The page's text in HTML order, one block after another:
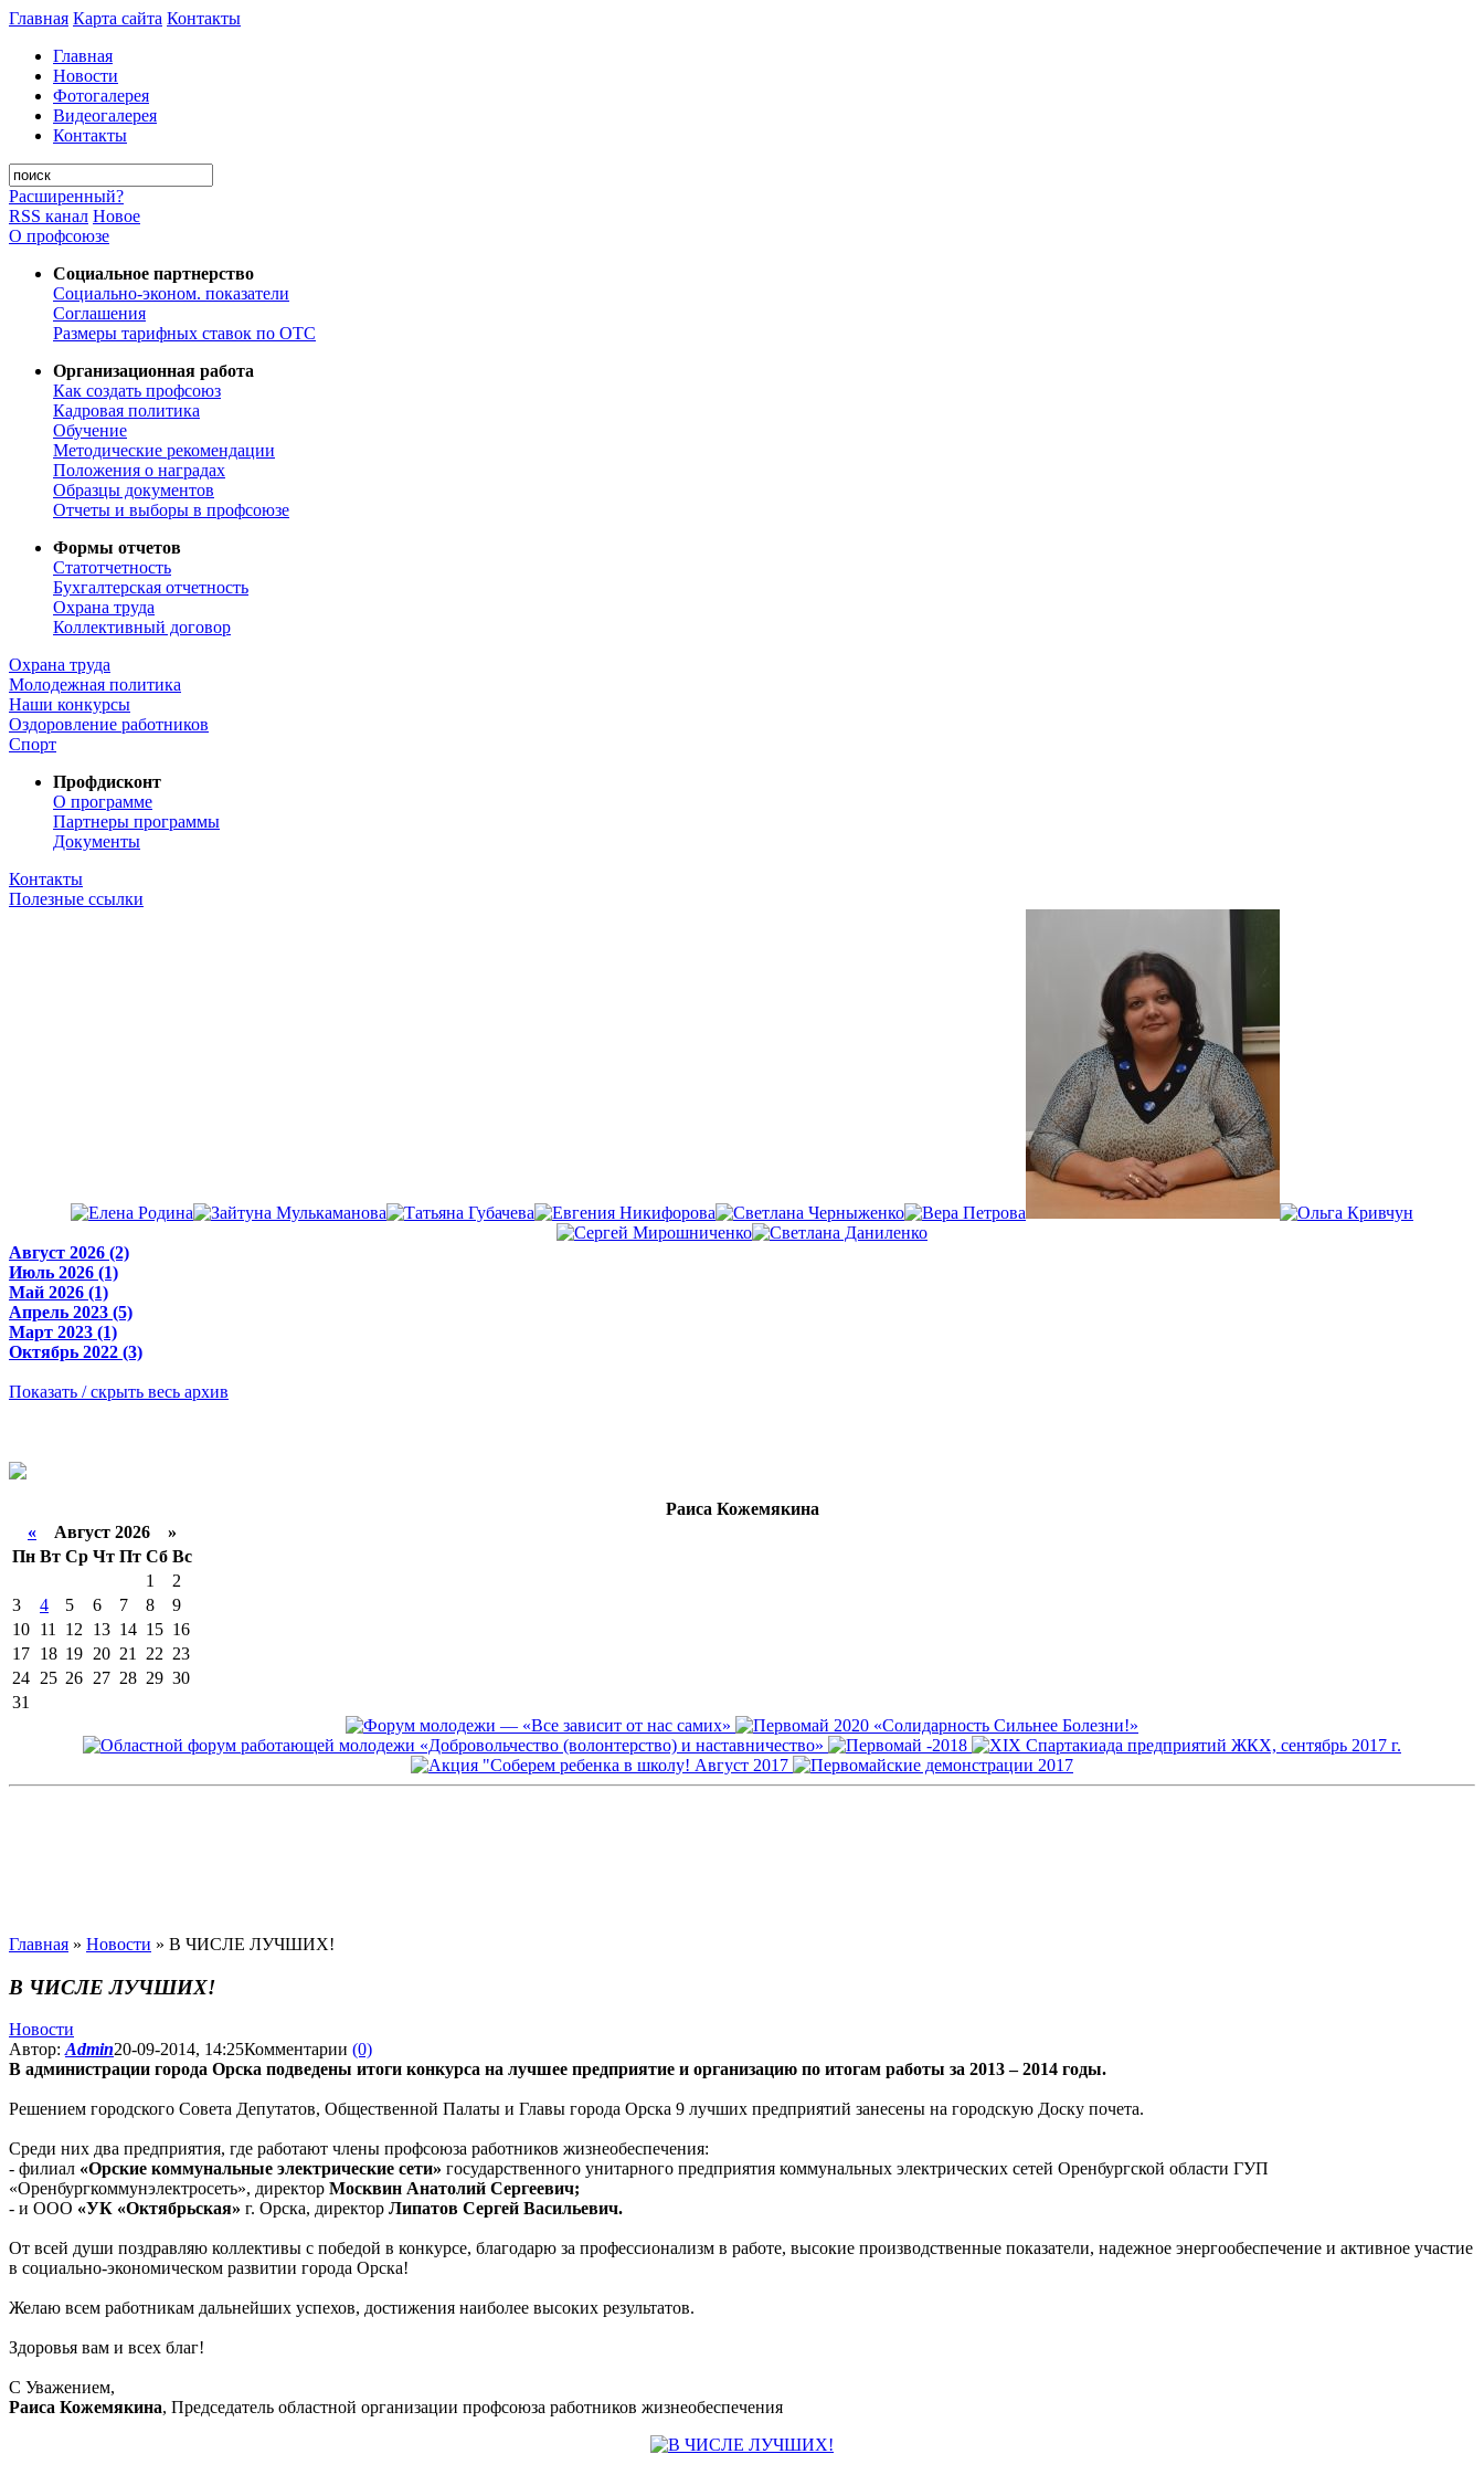
Главная Карта сайта Контакты
Главная
Новости
Фотогалерея
Видеогалерея
Контакты
Расширенный?
RSS канал Новое
О профсоюзе
Социальное партнерство
Социально-эконом. показатели
Соглашения
Размеры тарифных ставок по ОТС
Организационная работа
Как создать профсоюз
Кадровая политика
Обучение
Методические рекомендации
Положения о наградах
Образцы документов
Отчеты и выборы в профсоюзе
Формы отчетов
Статотчетность
Бухгалтерская отчетность
Охрана труда
Коллективный договор
Охрана труда
Молодежная политика
Наши конкурсы
Оздоровление работников
Спорт
Профдисконт
О программе
Партнеры программы
Документы
Контакты
Полезные ссылки
Август 2026 (2)
Июль 2026 (1)
Май 2026 (1)
Апрель 2023 (5)
Март 2023 (1)
Октябрь 2022 (3)
Показать / скрыть весь архив
Раиса Кожемякина
« Август 2026 »
Пн Вт Ср Чт Пт Сб Вс
1
2
3
4 5 6 7 8
9
10 11 12 13 14 15 16
17 18 19 20 21 22 23
24 25 26 27 28 29 30
31
Главная » Новости » В ЧИСЛЕ ЛУЧШИХ!
В ЧИСЛЕ ЛУЧШИХ!
Новости
Автор:Admin20-09-2014, 14:25Комментарии (0)
В администрации города Орска подведены итоги конкурса на лучшее предприятие и организацию по итогам работы за 2013 – 2014 годы.
Решением городского Совета Депутатов, Общественной Палаты и Главы города Орска 9 лучших предприятий занесены на городскую Доску почета.
Среди них два предприятия, где работают члены профсоюза работников жизнеобеспечения:
- филиал «Орские коммунальные электрические сети» государственного унитарного предприятия коммунальных электрических сетей Оренбургской области ГУП
«Оренбургкоммунэлектросеть», директор Москвин Анатолий Сергеевич;
- и ООО «УК «Октябрьская» г. Орска, директор Липатов Сергей Васильевич.
От всей души поздравляю коллективы с победой в конкурсе, благодарю за профессионализм в работе, высокие производственные показатели, надежное энергообеспечение и активное участие
в социально-экономическом развитии города Орска!
Желаю всем работникам дальнейших успехов, достижения наиболее высоких результатов.
Здоровья вам и всех благ!
С Уважением,
Раиса Кожемякина, Председатель областной организации профсоюза работников жизнеобеспечения